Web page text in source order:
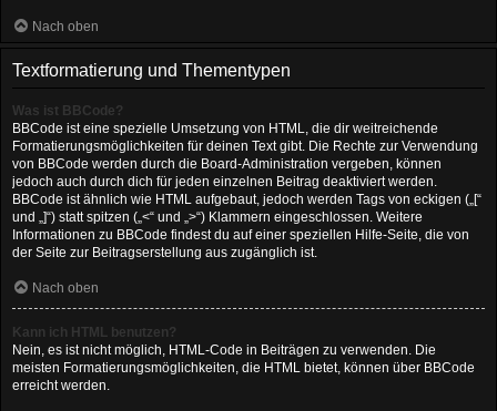
Nach oben
Textformatierung und Thementypen
Was ist BBCode?
BBCode ist eine spezielle Umsetzung von HTML, die dir weitreichende
Formatierungsmöglichkeiten für deinen Text gibt. Die Rechte zur Verwendung
von BBCode werden durch die Board-Administration vergeben, können
jedoch auch durch dich für jeden einzelnen Beitrag deaktiviert werden.
BBCode ist ähnlich wie HTML aufgebaut, jedoch werden Tags von eckigen („[“
und „]“) statt spitzen („<“ und „>“) Klammern eingeschlossen. Weitere
Informationen zu BBCode findest du auf einer speziellen Hilfe-Seite, die von
der Seite zur Beitragserstellung aus zugänglich ist.
Nach oben
Kann ich HTML benutzen?
Nein, es ist nicht möglich, HTML-Code in Beiträgen zu verwenden. Die
meisten Formatierungsmöglichkeiten, die HTML bietet, können über BBCode
erreicht werden.